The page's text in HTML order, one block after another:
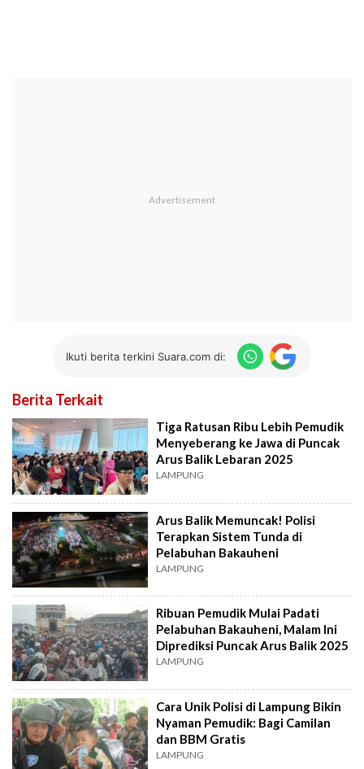
Ikuti berita terkini Suara.com di:
Berita Terkait
Tiga Ratusan Ribu Lebih Pemudik
Menyeberang ke Jawa di Puncak
Arus Balik Lebaran 2025
LAMPUNG
Arus Balik Memuncak! Polisi
Terapkan Sistem Tunda di
Pelabuhan Bakauheni
LAMPUNG
Ribuan Pemudik Mulai Padati
Pelabuhan Bakauheni, Malam Ini
Diprediksi Puncak Arus Balik 2025
LAMPUNG
Cara Unik Polisi di Lampung Bikin
Nyaman Pemudik: Bagi Camilan
dan BBM Gratis
LAMPUNG